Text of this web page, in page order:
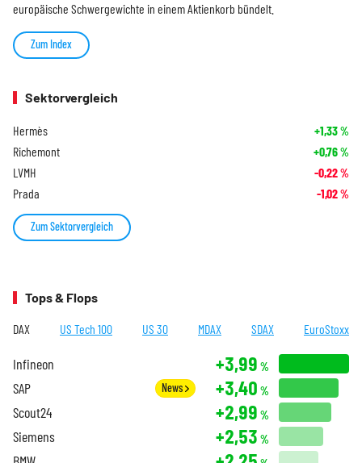
europäische Schwergewichte in einem Aktienkorb bündelt.
Zum Index
Sektorvergleich
Hermès +1,33%
Richemont +0,76%
LVMH -0,22%
Prada -1,02%
Zum Sektorvergleich
Tops & Flops
DAX US Tech 100 US 30 MDAX SDAX EuroStoxx
Infineon +3,99 %
SAP News +3,40 %
Scout24 +2,99 %
Siemens +2,53 %